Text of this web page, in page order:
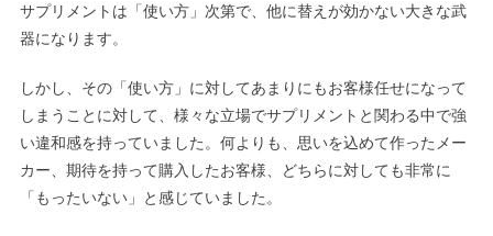
サプリメントは「使い方」次第で、他に替えが効かない大きな武
器になります。
しかし、その「使い方」に対してあまりにもお客様任せになって
しまうことに対して、様々な立場でサプリメントと関わる中で強
い違和感を持っていました。何よりも、思いを込めて作ったメー
カー、期待を持って購入したお客様、どちらに対しても非常に
「もったいない」と感じていました。